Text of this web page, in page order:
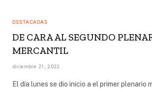
DESTACADAS
DE CARA AL SEGUNDO
MERCANTIL
diciembre 21, 2022
El día lunes se dio inicio a el primer plenario